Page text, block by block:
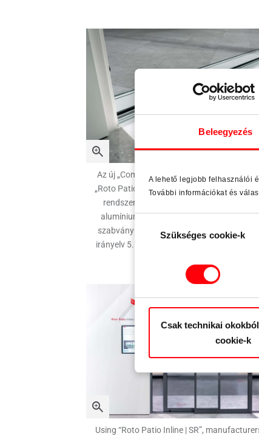
Beleegyezés
A lehető legjobb felhasználói
További információkat és
Hozzájárulás
kiválasztása
Szükséges cookie-k
Csak technikai
cookie-k
Az új „Comfort” küszöb optimálisan
„Roto Patio Inowa” és a „Roto Patio Inowa |
rendszerekhez belül futó szárnnyal, fa- és
alumínium tokalapanyaghoz. A DIN EN
szabvány szerint akadálymentes, az ift BA
irányelv 5. osztálya szerint „kerékkel
Using “Roto Patio Inline | SR”,